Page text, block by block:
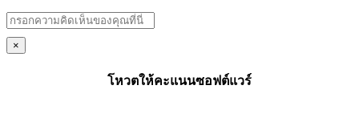
×
โหวตให้คะแนนซอฟต์แวร์